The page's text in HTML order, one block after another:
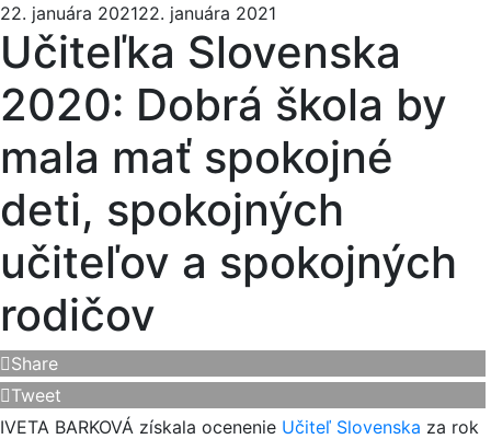
22. januára 202122. januára 2021
Učiteľka Slovenska
2020: Dobrá škola by
mala mať spokojné
deti, spokojných
učiteľov a spokojných
rodičov
Share
Tweet
IVETA BARKOVÁ získala ocenenie Učiteľ Slovenska za rok